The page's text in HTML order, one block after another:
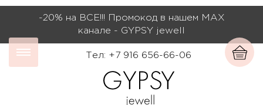
-20% на ВСЕ!!! Промокод в нашем МАХ
канале - GYPSY jewell
Тел: +7 916 656-66-06